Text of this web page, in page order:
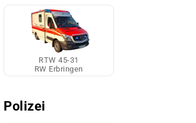
RTW 45-31
RW Erbringen
Polizei